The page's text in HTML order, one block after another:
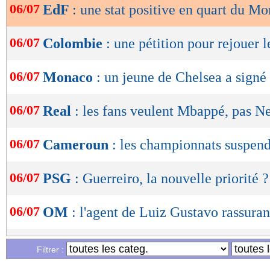
OK
06/07 EdF : une stat positive en quart du
06/07 Colombie : une pétition pour rejouer
06/07 Monaco : un jeune de Chelsea a
06/07 Real : les fans veulent Mbappé, pas
06/07 Cameroun : les championnats
06/07 PSG : Guerreiro, la nouvelle priorité ?
06/07 OM : l'agent de Luiz Gustavo
06/07 PSG: la pique du père de Cavani
Filtrer :